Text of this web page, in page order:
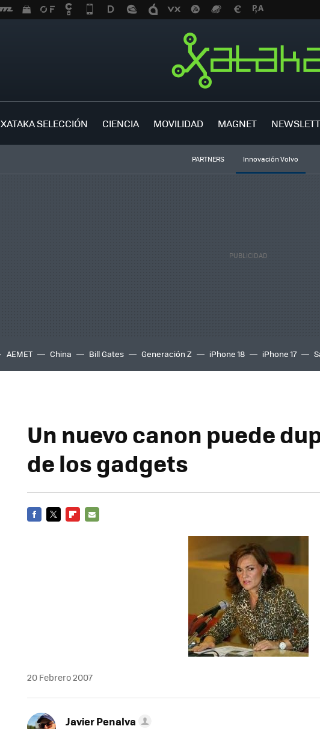
XATAKA SELECCIÓN CIENCIA MOVILIDAD MAGNET
PARTNERS Innovación Volvo
AEMET China Bill Gates Generación Z iPhone 18 iPhone 17
Un nuevo canon puede
de los gadgets
20 Febrero 2007
Javier Penalva